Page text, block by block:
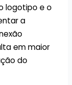
logotipo e o
a
em maior
do